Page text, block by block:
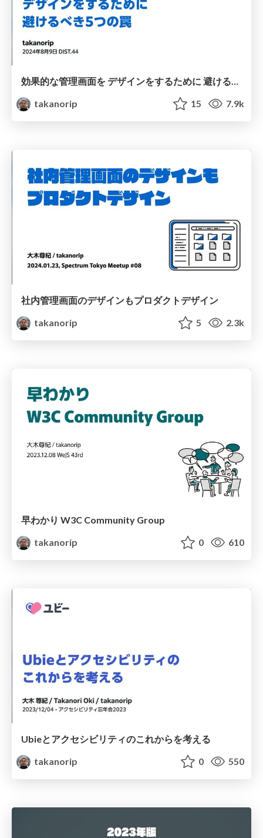
効果的な管理画面を デザインをするために 避けるべき5つの罠
takanorip
15 7.9k
社内管理画面のデザインもプロダクトデザイン
takanorip
5 2.3k
早わかり W3C Community Group
takanorip
0 610
Ubieとアクセシビリティのこれからを考える
takanorip
0 550